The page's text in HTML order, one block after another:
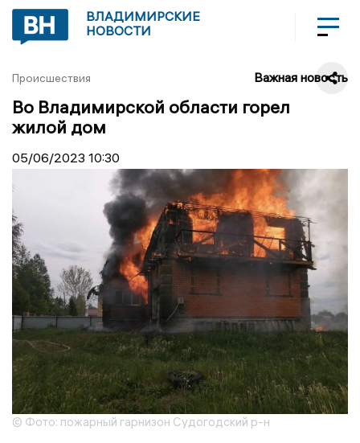
ВЛАДИМИРСКИЕ
НОВОСТИ
Происшествия Важная новость
Во Владимирской области горел
жилой дом
05/06/2023 10:30
© Фото: пожарный гарнизон Судогодский р-н